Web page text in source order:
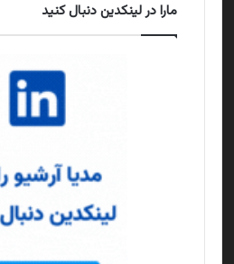
مارا در لینکدین دنبال کنید